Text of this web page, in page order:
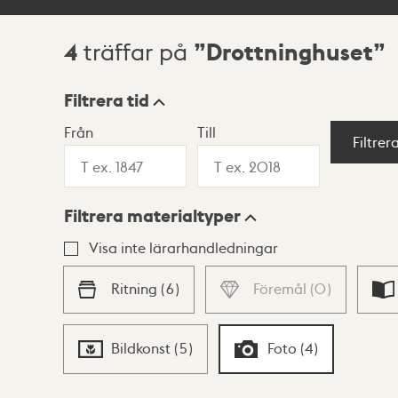
Sökresultat
4 träffar på Drottninghuset
Visningsläge
Lista Karta
Filtrera tid
Från Till
Filtrera materialtyper
Visa inte lärarhandledningar
Ritning (6) Föremål (0)
Bildkonst (5) Foto (4)